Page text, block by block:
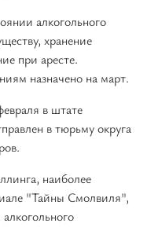
алкогольного
хранение
при аресте.
назначено на март.
в штате
в тюрьму округа
наиболее
"Тайны Смолвиля",